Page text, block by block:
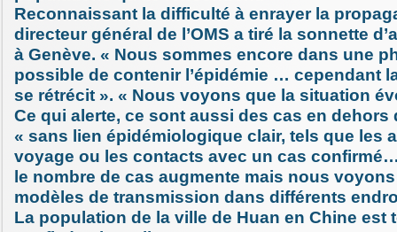
Reconnaissant la difficulté à enrayer la
directeur général de l’OMS a tiré la sonnette
à Genève. « Nous sommes encore dans une
possible de contenir l’épidémie … cependant
se rétrécit ». « Nous voyons que la situation
Ce qui alerte, ce sont aussi des cas en dehors
« sans lien épidémiologique clair, tels que les
voyage ou les contacts avec un cas
le nombre de cas augmente mais nous
modèles de transmission dans différents
La population de la ville de Huan en Chine est